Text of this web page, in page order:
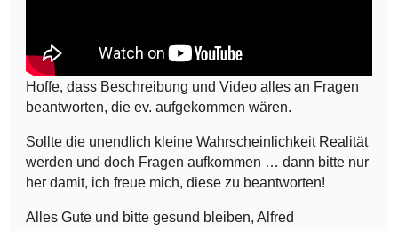
Hoffe, dass Beschreibung und Video alles an Fragen
beantworten, die ev. aufgekommen wären.
Sollte die unendlich kleine Wahrscheinlichkeit Realität
werden und doch Fragen aufkommen … dann bitte nur
her damit, ich freue mich, diese zu beantworten!
Alles Gute und bitte gesund bleiben, Alfred